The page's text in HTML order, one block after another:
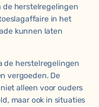
herstelregelingen
in het
kunnen laten
de herstelregelingen
vergoeden. De
alleen voor ouders
maar ook in situaties